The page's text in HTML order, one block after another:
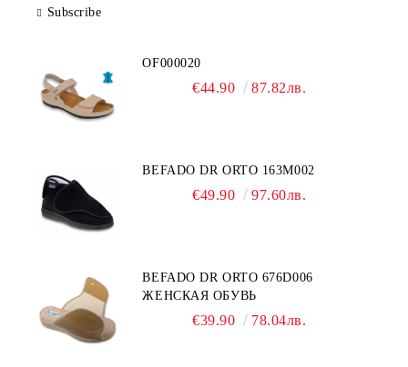
Subscribe
OF000020
€44.90 87.82лв.
BEFADO DR ORTO 163M002
€49.90 97.60лв.
BEFADO DR ORTO 676D006
ЖЕНСКАЯ ОБУВЬ
€39.90 78.04лв.